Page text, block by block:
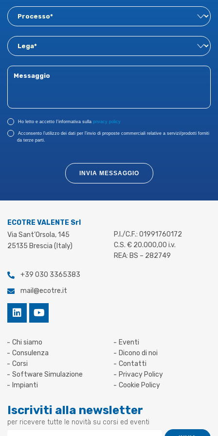
Ho letto e accetto I'informativa sulla privacy policy
Acconsento l’utilizzo dei dati per l’invio di proposte commerciali relative a servizi/prodotti forniti
da terze parti.
INVIA MESSAGGIO
ECOTRE VALENTE Srl
Via Sant’Orsola, 145
25135 Brescia (Italy)
+39 030 3365383
mail@ecotre.it
P.I./C.F.: 01991760172
C.S. € 20.000,00 i.v.
REA: BS – 282749
Chi siamo
Consulenza
Corsi
Software Simulazione
Impianti
Eventi
Dicono di noi
Contatti
Privacy Policy
Cookie Policy
Iscriviti alla newsletter
per ricevere tutte le novità su corsi ed eventi